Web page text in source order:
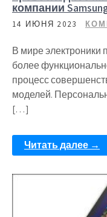
компании
14 ИЮНЯ 2023
В мире электроники
более
процесс
моделей.
[…]
Читать далее →